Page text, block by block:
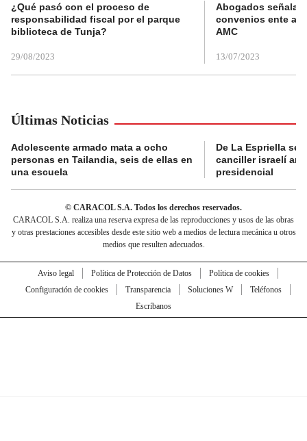
¿Qué pasó con el proceso de
responsabilidad fiscal por el parque
biblioteca de Tunja?
29/08/2023
Abogados
convenios ente
AMC
13/07/2023
Últimas Noticias
Adolescente armado mata a ocho
personas en Tailandia, seis de ellas en
una escuela
De La Espriella se
canciller israelí
presidencial
© CARACOL S.A. Todos los derechos reservados.
CARACOL S.A. realiza una reserva expresa de las reproducciones y usos de las obras
y otras prestaciones accesibles desde este sitio web a medios de lectura mecánica u otros
medios que resulten adecuados.
Aviso legal Política de Protección de Datos
Política de cookies
Configuración de cookies
Transparencia Soluciones W
Teléfonos
Escríbanos